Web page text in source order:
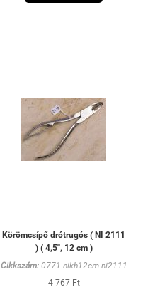
Körömcsípő drótrugós ( NI 2111
) ( 4,5'', 12 cm )
Cikkszám:0771-nikh12cm-ni2111
4 767 Ft